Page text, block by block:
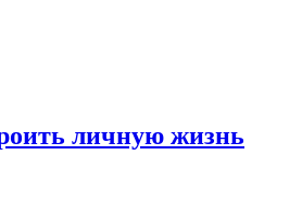
личную жизнь